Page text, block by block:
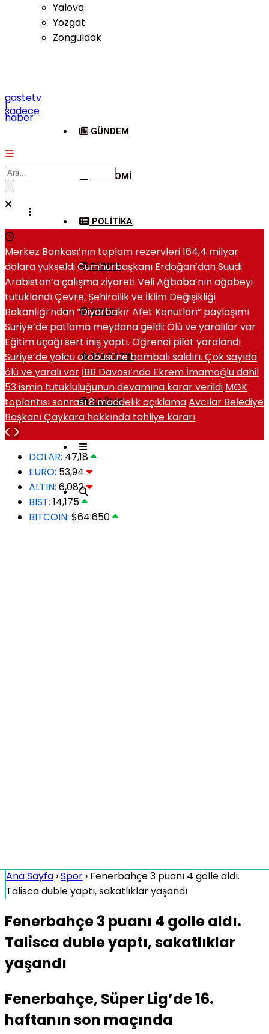
Yalova
Yozgat
Zonguldak
gastetv
|
sadece
haber
GÜNDEM
EKONOMI
POLITIKA
DÜNYA
SPOR
MAGAZIN
SAĞLIK
Merkez Bankası’nın toplam rezervleri 164,4 milyar
dolara yükseldiCumhurbaşkanı Erdoğan’dan Suudi
Arabistan’a çalışma ziyaretiVeli Ağbaba’nın ağabeyi
tutuklandıÇevre, Şehircilik ve İklim Değişikliği
Bakanlığı’ndan “Diyarbakır Afet Konutları” paylaşımı
Suriye’de patlama meydana geldi: Ölü ve yaralılar var
Eğitim uçağı sert iniş yaptı. Öğrenci pilot yaralandı
Suriye’de yolcu otobüsüne bombalı saldırı. Çok sayıda
ölü ve yaralı var İBB Davası’nda Ekrem İmamoğlu dahil
53 ismin tutukluluğunun devamına karar verildi MGK
toplantısı sonrası 8 maddelik açıklamaAvcılar Belediye
Başkanı Çaykara hakkında tahliye kararı
DOLAR: 47,18
EURO: 53,94
ALTIN: 6,082
BIST: 14,175
BITCOIN: $64.650
Ana Sayfa ›Spor › Fenerbahçe 3 puanı 4 golle aldı.
Talisca duble yaptı, sakatlıklar yaşandı
Fenerbahçe 3 puanı 4 golle aldı.
Talisca duble yaptı, sakatlıklar
yaşandı
Fenerbahçe, Süper Lig’de 16.
haftanın son maçında